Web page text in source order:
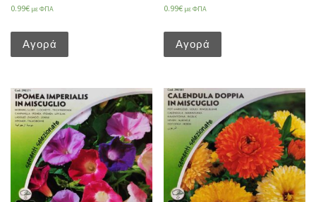
0.99€ με ΦΠΑ
Αγορά
0.99€ με ΦΠΑ
Αγορά